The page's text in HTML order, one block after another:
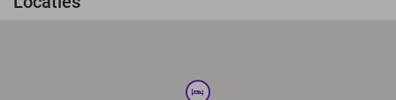
hotel